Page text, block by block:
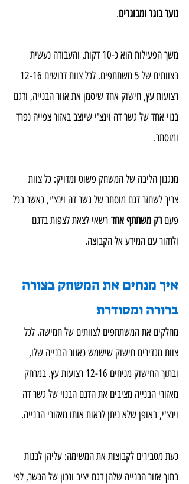
נוער בוגר ומבוגרים.
משך הפעילות הוא כ-10 דקות, והעבודה נעשית
רצועות עץ, חישוק אחד שיסמן את אזור הבנייה, ודגם
בנוי אחד של גשר דה וינצ'י שיוצב באזור צפייה נפרד
ומוסתר.
מנגנון הליבה של המשחק פשוט ומדויק: כל צוות
צריך לשחזר דגם מוסתר של גשר דה וינצ'י, כאשר בכל
פעם רק משתתף אחד רשאי לצאת לצפות בדגם
ולחזור עם המידע אל הקבוצה.
איך מנחים את המשחק בצורה
ברורה ומסודרת
מחלקים את המשתתפים לצוותים של חמישה. לכל
צוות מגדירים חישוק שישמש כאזור הבנייה שלו,
ובתוך החישוק מניחים 12-16 רצועות עץ. במרחק
מאזורי הבנייה מציבים את הדגם הבנוי של גשר דה
וינצ'י, באופן שלא ניתן לראות אותו מאזורי הבנייה.
כעת מסבירים לקבוצות את המשימה: עליהן לבנות
בתוך אזור הבנייה שלהן דגם יציב ונכון של הגשר, לפי